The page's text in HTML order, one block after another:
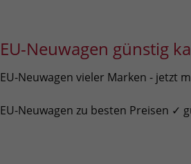
EU-Neuwagen günstig
EU-Neuwagen vieler Marken - jetzt
EU-Neuwagen zu besten Preisen ✓